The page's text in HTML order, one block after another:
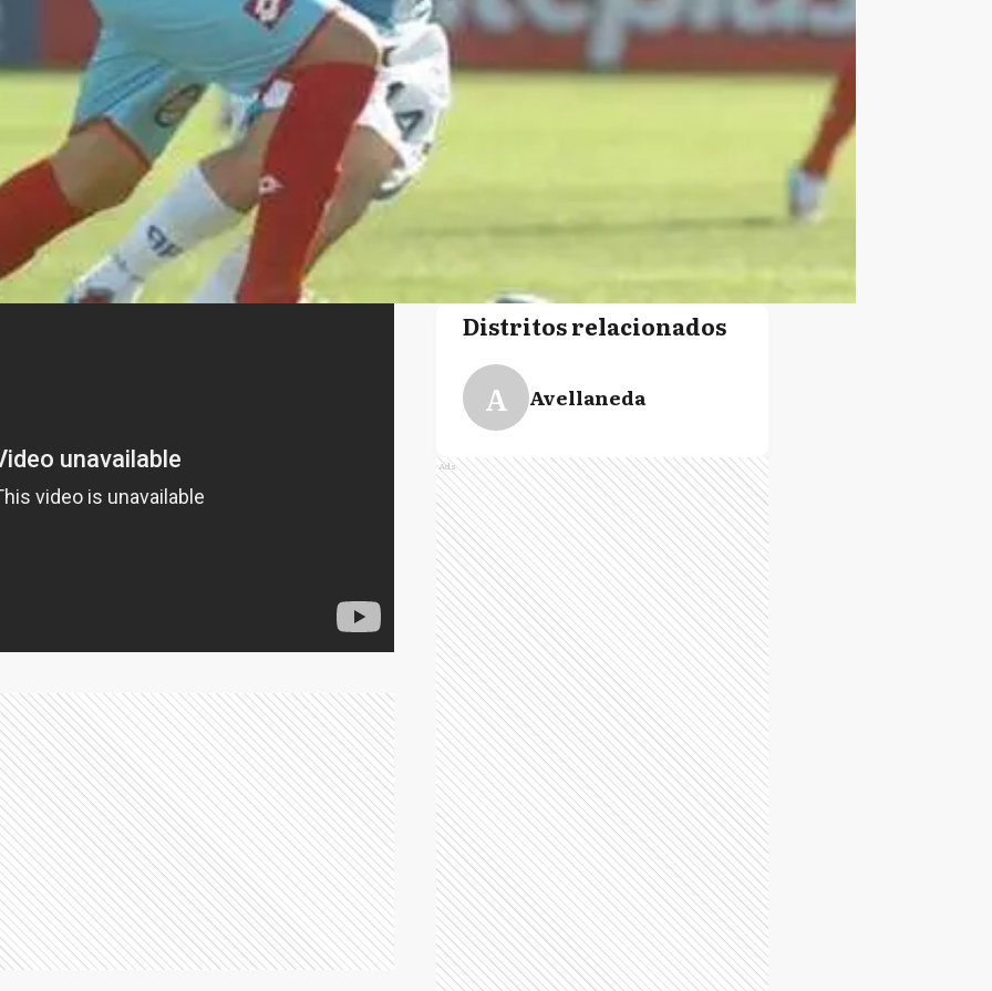
Distritos relacionados
A Avellaneda
Ads